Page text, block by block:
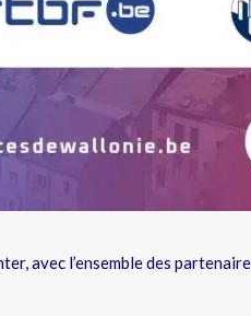
avec l’ensemble des